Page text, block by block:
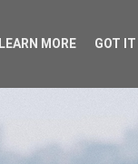
LEARN MORE GOT IT